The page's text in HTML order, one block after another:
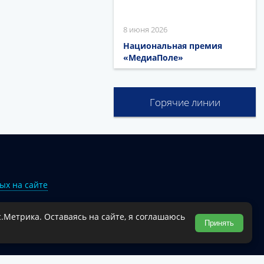
8 июня 2026
Национальная премия
«МедиаПоле»
Горячие линии
на сайте
муниципального округа.
Оставаясь на сайте, я соглашаюсь
Принять